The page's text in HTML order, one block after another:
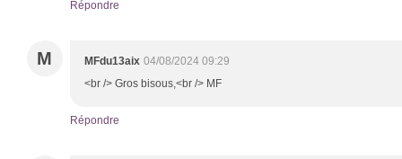
Répondre
M MFdu13aix 04/08/2024 09:29
<br /> Gros bisous,<br /> MF
Répondre